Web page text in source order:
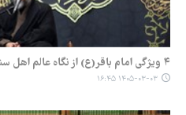
۴ ویژگی امام باقر(ع) از نگاه عالم اهل سنت
۱۴۰۵-۰۳-۰۳ ۱۶:۴۵